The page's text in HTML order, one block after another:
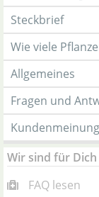
Steckbrief
Wie viele
Allgemeines
Fragen und
Wir sind für Dich
FAQ lesen